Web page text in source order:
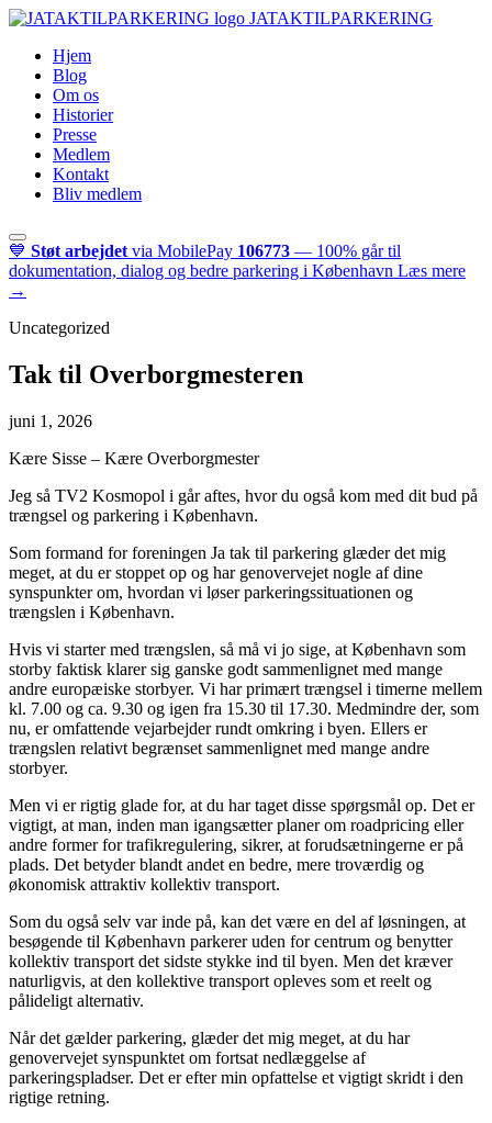
JATAKTILPARKERING
Hjem
Blog
Om os
Historier
Presse
Medlem
Kontakt
Bliv medlem
💙 Støt arbejdet via MobilePay 106773 — 100% går til
dokumentation, dialog og bedre parkering i København Læs mere
→
Uncategorized
Tak til Overborgmesteren
juni 1, 2026
Kære Sisse – Kære Overborgmester
Jeg så TV2 Kosmopol i går aftes, hvor du også kom med dit bud på
trængsel og parkering i København.
Som formand for foreningen Ja tak til parkering glæder det mig
meget, at du er stoppet op og har genovervejet nogle af dine
synspunkter om, hvordan vi løser parkeringssituationen og
trængslen i København.
Hvis vi starter med trængslen, så må vi jo sige, at København som
storby faktisk klarer sig ganske godt sammenlignet med mange
andre europæiske storbyer. Vi har primært trængsel i timerne mellem
kl. 7.00 og ca. 9.30 og igen fra 15.30 til 17.30. Medmindre der, som
nu, er omfattende vejarbejder rundt omkring i byen. Ellers er
trængslen relativt begrænset sammenlignet med mange andre
storbyer.
Men vi er rigtig glade for, at du har taget disse spørgsmål op. Det er
vigtigt, at man, inden man igangsætter planer om roadpricing eller
andre former for trafikregulering, sikrer, at forudsætningerne er på
plads. Det betyder blandt andet en bedre, mere troværdig og
økonomisk attraktiv kollektiv transport.
Som du også selv var inde på, kan det være en del af løsningen, at
besøgende til København parkerer uden for centrum og benytter
kollektiv transport det sidste stykke ind til byen. Men det kræver
naturligvis, at den kollektive transport opleves som et reelt og
pålideligt alternativ.
Når det gælder parkering, glæder det mig meget, at du har
genovervejet synspunktet om fortsat nedlæggelse af
parkeringspladser. Det er efter min opfattelse et vigtigt skridt i den
rigtige retning.